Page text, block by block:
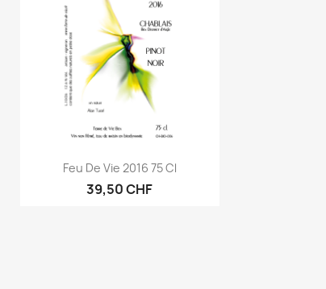
 Aperçu rapide
Feu De Vie 2016 75 Cl
39,50 CHF